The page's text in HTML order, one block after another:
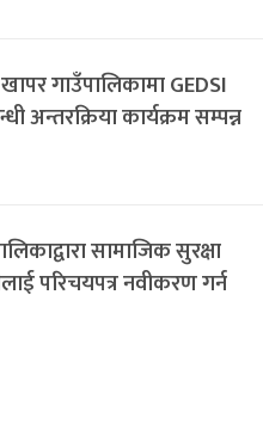
गाउँपालिकामा GEDSI
अन्तरक्रिया कार्यक्रम सम्पन्न
सामाजिक सुरक्षा
परिचयपत्र नवीकरण गर्न